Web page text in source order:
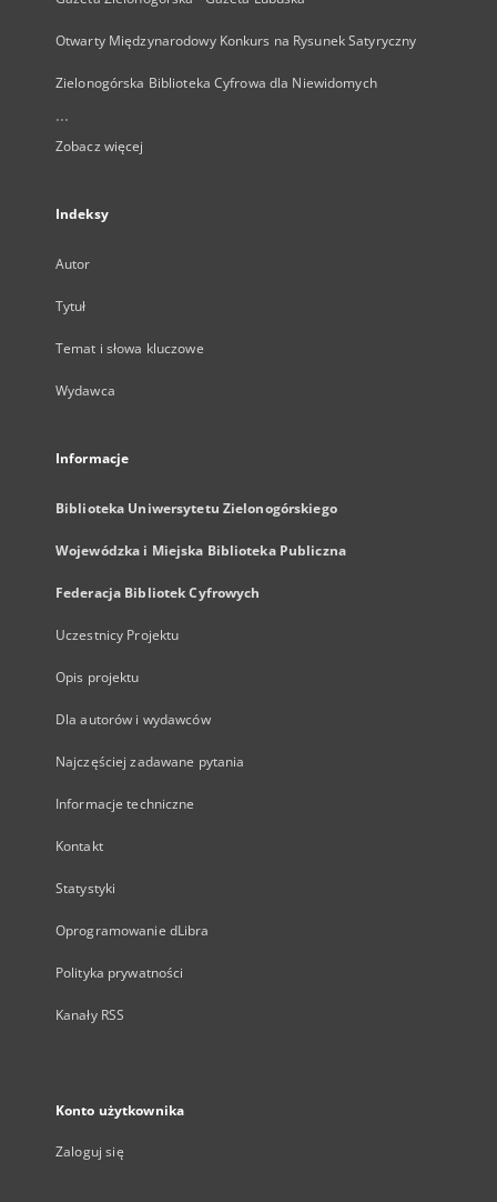
Otwarty Międzynarodowy Konkurs na Rysunek Satyryczny
Zielonogórska Biblioteka Cyfrowa dla Niewidomych
...
Zobacz więcej
Indeksy
Autor
Tytuł
Temat i słowa kluczowe
Wydawca
Informacje
Biblioteka Uniwersytetu Zielonogórskiego
Wojewódzka i Miejska Biblioteka Publiczna
Federacja Bibliotek Cyfrowych
Uczestnicy Projektu
Opis projektu
Dla autorów i wydawców
Najczęściej zadawane pytania
Informacje techniczne
Kontakt
Statystyki
Oprogramowanie dLibra
Polityka prywatności
Kanały RSS
Konto użytkownika
Zaloguj się